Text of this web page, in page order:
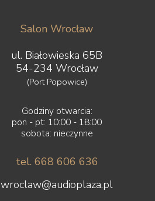
Salon Wrocław
ul. Białowieska 65B
54-234 Wrocław
(Port Popowice)
Godziny otwarcia:
pon - pt: 10:00 - 18:00
sobota: nieczynne
tel. 668 606 636
wroclaw@audioplaza.pl